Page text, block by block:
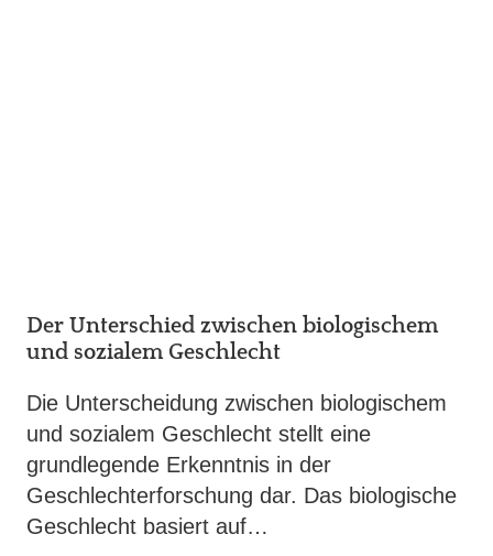
Der Unterschied zwischen biologischem
und sozialem Geschlecht
Die Unterscheidung zwischen biologischem
und sozialem Geschlecht stellt eine
grundlegende Erkenntnis in der
Geschlechterforschung dar. Das biologische
Geschlecht basiert auf…